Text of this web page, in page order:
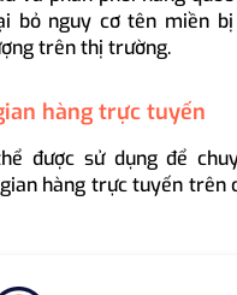
bỏ nguy cơ tên miền
trên thị trường.
hàng trực tuyến
được sử dụng để
hàng trực tuyến trên